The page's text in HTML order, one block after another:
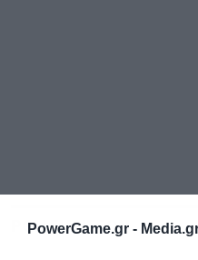
PowerGame.gr -
ΡΟΗ ΕΙΔΗΣΕΩΝ